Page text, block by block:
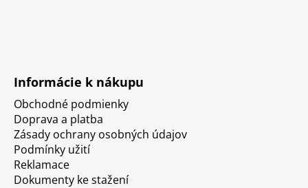
Informácie k nákupu
Obchodné podmienky
Doprava a platba
Zásady ochrany osobných údajov
Podmínky užití
Reklamace
Dokumenty ke stažení